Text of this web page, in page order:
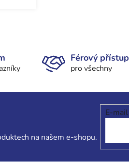
á
d
c
v
Férový přístup
pro všechny
na našem e-shopu.
E-mail